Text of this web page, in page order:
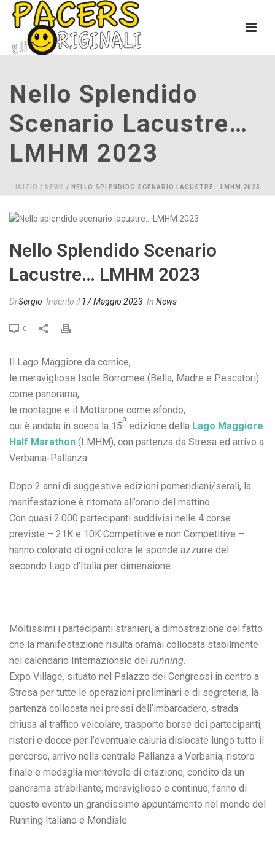
Nello Splendido
Scenario Lacustre…
LMHM 2023
INIZIO / NEWS / NELLO SPLENDIDO SCENARIO LACUSTRE… LMHM 2023
Nello Splendido Scenario
Lacustre… LMHM 2023
DiSergio Inserito il17 Maggio 2023 In News
0
Il Lago Maggiore da cornice,
le meravigliose Isole Borromee (Bella, Madre e Pescatori)
come panorama,
le montagne e il Mottarone come sfondo,
qui è andata in scena la 15
a
edizione della Lago Maggiore
Half Marathon (LMHM), con partenza da Stresa ed arrivo a
Verbania-Pallanza.
Dopo 2 anni di suggestive edizioni pomeridiani/serali, la
manifestazione è ritornata all’orario del mattino.
Con quasi 2.000 partecipanti suddivisi nelle 4 corse
previste – 21K e 10K Competitive e non Competitive –
hanno colorato di ogni colore le sponde azzurre del
secondo Lago d’Italia per dimensione.
Moltissimi i partecipanti stranieri, a dimostrazione del fatto
che la manifestazione risulta oramai collocata stabilmente
nel calendario Internazionale del running
Expo Village, situato nel Palazzo dei Congressi in centro a
Stresa per tutte le operazioni preliminari e di segreteria, la
partenza collocata nei pressi dell’imbarcadero, strada
chiusa al traffico veicolare, trasporto borse dei partecipanti,
ristori e docce per l’eventuale caluria dislocate lungo tutto il
percorso, arrivo nella centrale Pallanza a Verbania, ristoro
finale e medaglia meritevole di citazione, condito da un
panorama strabiliante, meraviglioso e continuo, fanno di
questo evento un grandissimo appuntamento nel mondo del
Running Italiano e Mondiale.